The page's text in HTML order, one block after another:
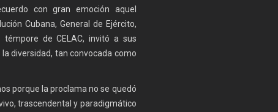
con gran emoción aquel
Cubana, General de Ejército,
de CELAC, invitó a sus
diversidad, tan convocada como
porque la proclama no se quedó
trascendental y paradigmático